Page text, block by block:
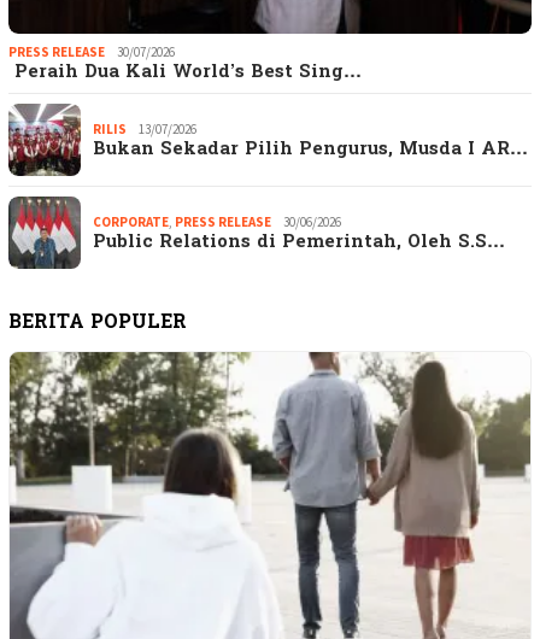
PRESS RELEASE 30/07/2026
Peraih Dua Kali World’s Best Sing…
RILIS 13/07/2026
Bukan Sekadar Pilih Pengurus, Musda I AR…
CORPORATE, PRESS RELEASE 30/06/2026
Public Relations di Pemerintah, Oleh S.S…
BERITA POPULER